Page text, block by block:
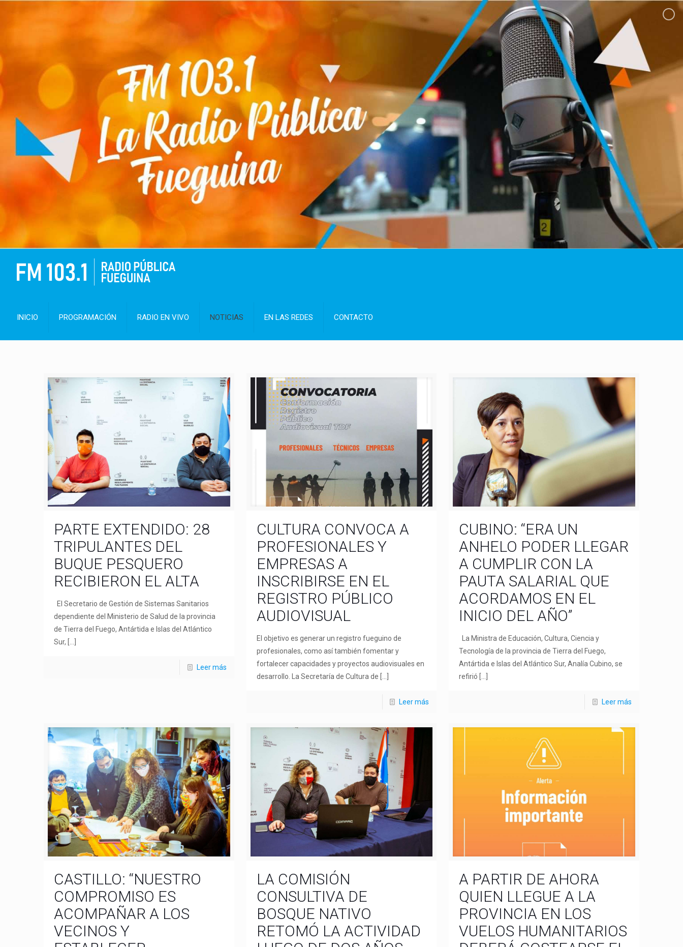
INICIO PROGRAMACIÓN RADIO EN VIVO NOTICIAS EN LAS REDES CONTACTO
PARTE EXTENDIDO: 28
TRIPULANTES DEL
BUQUE PESQUERO
RECIBIERON EL ALTA
El Secretario de Gestión de Sistemas Sanitarios
dependiente del Ministerio de Salud de la provincia
de Tierra del Fuego, Antártida e Islas del Atlántico
Sur,
Leer más
CULTURA CONVOCA A
PROFESIONALES Y
EMPRESAS A
INSCRIBIRSE EN EL
REGISTRO PÚBLICO
AUDIOVISUAL
El objetivo es generar un registro fueguino de
profesionales, como así también fomentar y
fortalecer capacidades y proyectos audiovisuales en
desarrollo. La Secretaría de Cultura de
Leer más
CUBINO: “ERA UN
ANHELO PODER LLEGAR
A CUMPLIR CON LA
PAUTA SALARIAL QUE
ACORDAMOS EN EL
INICIO DEL AÑO”
La Ministra de Educación, Cultura, Ciencia y
Tecnología de la provincia de Tierra del Fuego,
Antártida e Islas del Atlántico Sur, Analía Cubino, se
refirió
Leer más
CASTILLO: “NUESTRO
COMPROMISO ES
ACOMPAÑAR A LOS
VECINOS Y
LA COMISIÓN
CONSULTIVA DE
BOSQUE NATIVO
RETOMÓ LA ACTIVIDAD
A PARTIR DE AHORA
QUIEN LLEGUE A LA
PROVINCIA EN LOS
VUELOS HUMANITARIOS